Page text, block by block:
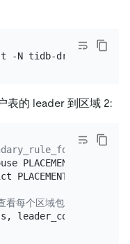
表的 leader 到区域 2:
应
PLACEMENT POLICY
POLICY
看每个区域包含的
leader_count, label